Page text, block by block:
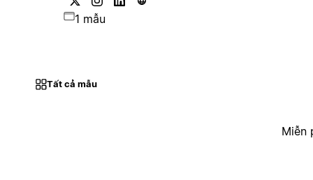
1 mẫu
Tất cả mẫu
Miễn